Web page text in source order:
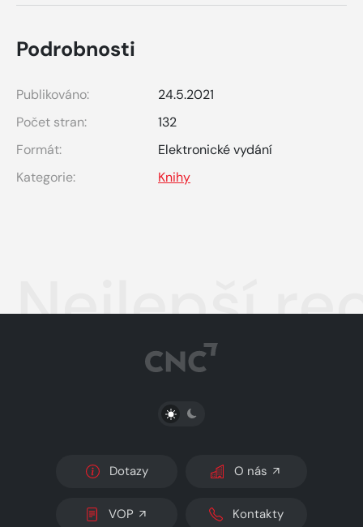
Podrobnosti
Publikováno:
24.5.2021
Počet stran:
132
Formát:
Elektronické vydání
Kategorie:
Knihy
Nejlepší
PŘEPNOUT SVĚTLÝ/TMAVÝ REŽIM
Dotazy O nás
VOP Kontakty